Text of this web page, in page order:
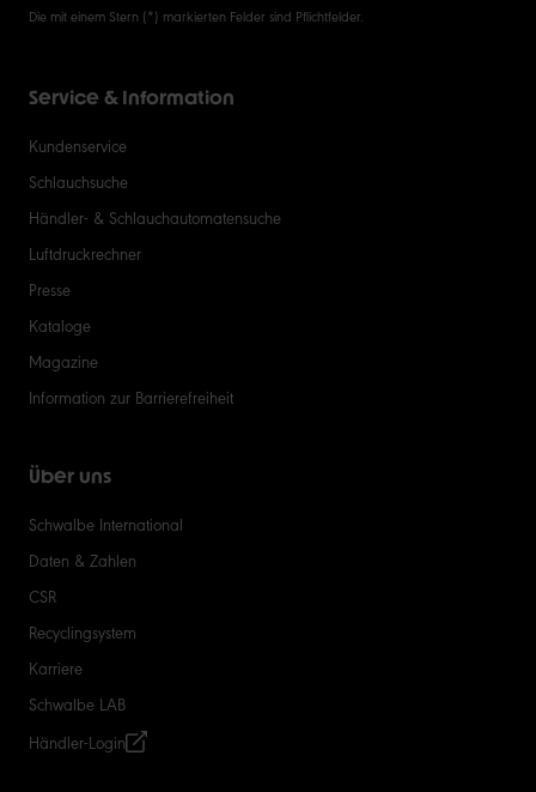
Die mit einem Stern (*) markierten Felder sind Pflichtfelder.
Service & Information
Kundenservice
Schlauchsuche
Händler- & Schlauchautomatensuche
Luftdruckrechner
Presse
Kataloge
Magazine
Information zur Barrierefreiheit
Über uns
Schwalbe International
Daten & Zahlen
CSR
Recyclingsystem
Karriere
Schwalbe LAB
Händler-Login